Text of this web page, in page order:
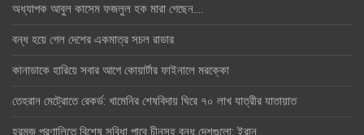
অধ্যাপক আবুল কাসেম ফজলুল হক মারা গেছেন….
বন্ধ হয়ে গেল দেশের একমাত্র সচল রাডার
কানাডাকে হারিয়ে সবার আগে কোয়ার্টার ফাইনালে মরক্কো
তেহরান মেট্রোতে রেকর্ড: খামেনির শেষবিদায় ঘিরে ৭০ লাখ যাত্রীর যাতায়াত
হরমুজ প্রণালিতে বিশেষ সুবিধা পাবে চীনসহ বন্ধু দেশগুলো: ইরান